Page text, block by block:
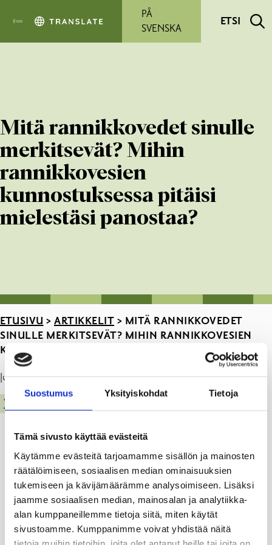
Suostumus Yksityiskohdat Tietoja
Tämä sivusto käyttää evästeitä
Käytämme evästeitä tarjoamamme sisällön ja mainosten
räätälöimiseen, sosiaalisen median ominaisuuksien
tukemiseen ja kävijämäärämme analysoimiseen. Lisäksi
jaamme sosiaalisen median, mainosalan ja analytiikka-
alan kumppaneillemme tietoja siitä, miten käytät
sivustoamme. Kumppanimme voivat yhdistää näitä
PÅ
SVENSKA
ETSI
Mitä rannikkovedet sinulle
merkitsevät? Mihin
rannikkovesien
kunnostuksessa pitäisi
mielestäsi panostaa?
ETUSIVU > ARTIKKELIT > MITÄ RANNIKKOVEDET
SINULLE MERKITSEVÄT? MIHIN RANNIKKOVESIEN
KUNNOSTUKSESSA PITÄISI MIELESTÄSI PANOSTAA?
Julkaistu: 09.07.21
YMPÄRISTÖ